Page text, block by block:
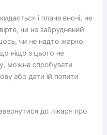
і плаче вночі, не
чи не забруднений
чи не надто жарко
ніщо з цього не
можна спробувати
або дати їй попити
до лікаря про